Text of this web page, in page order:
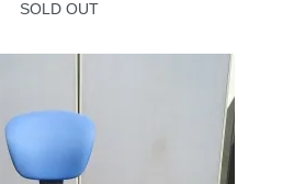
SOLD OUT